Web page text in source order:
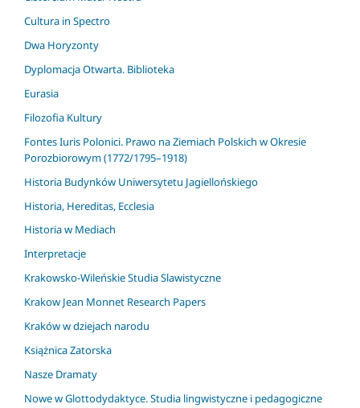
Cultura in Spectro
Dwa Horyzonty
Dyplomacja Otwarta. Biblioteka
Eurasia
Filozofia Kultury
Fontes Iuris Polonici. Prawo na Ziemiach Polskich w Okresie
Porozbiorowym (1772/1795–1918)
Historia Budynków Uniwersytetu Jagiellońskiego
Historia, Hereditas, Ecclesia
Historia w Mediach
Interpretacje
Krakowsko-Wileńskie Studia Slawistyczne
Krakow Jean Monnet Research Papers
Kraków w dziejach narodu
Książnica Zatorska
Nasze Dramaty
Nowe w Glottodydaktyce. Studia lingwistyczne i pedagogiczne